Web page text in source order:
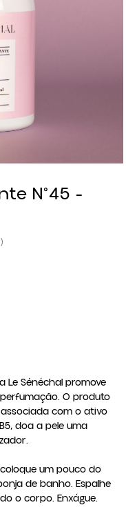
N°45 -
Le Sénéchal promove
O produto
com o ativo
doa a pele uma
um pouco do
de banho. Espalhe
o corpo. Enxágue.